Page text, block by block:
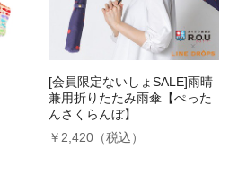
[会員限定ないしょSALE]雨晴
兼用折りたたみ雨傘【ぺった
んさくらんぼ】
￥2,420（税込）